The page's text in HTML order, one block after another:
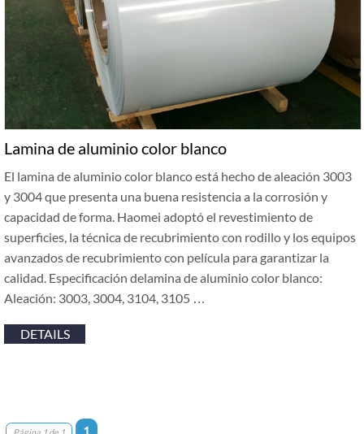
Lamina de aluminio color blanco
El lamina de aluminio color blanco está hecho de aleación 3003
y 3004 que presenta una buena resistencia a la corrosión y
capacidad de forma. Haomei adoptó el revestimiento de
superficies, la técnica de recubrimiento con rodillo y los equipos
avanzados de recubrimiento con película para garantizar la
calidad. Especificación delamina de aluminio color blanco:
Aleación: 3003, 3004, 3104, 3105 …
DETAILS
1